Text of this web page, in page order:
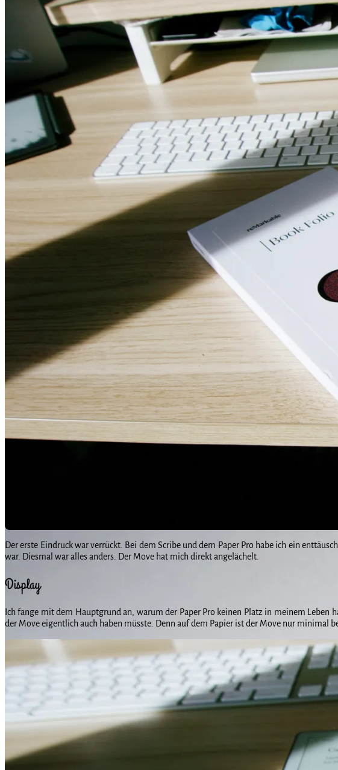
Der erste Eindruck war verrückt. Bei dem Scribe und dem Paper Pro habe ich ein
war. Diesmal war alles anders. Der Move hat mich direkt angelächelt.
Display
Ich fange mit dem Hauptgrund an, warum der Paper Pro keinen Platz in meinem
der Move eigentlich auch haben müsste. Denn auf dem Papier ist der Move nur minimal